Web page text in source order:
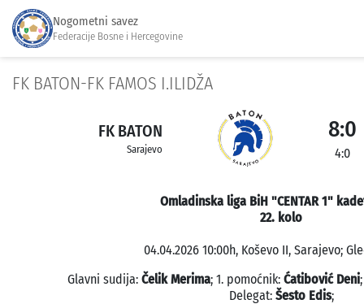
Nogometni savez
Federacije Bosne i Hercegovine
FK BATON-FK FAMOS I.ILIDŽA
FK BATON
Sarajevo
8:0
4:0
Omladinska liga BiH "CENTAR 1"
22. kolo
04.04.2026 10:00h, Koševo II, Sarajevo;
Glavni sudija: Čelik Merima; 1. pomoćnik: Ćatibović Deni
Delegat: Šesto Edis;